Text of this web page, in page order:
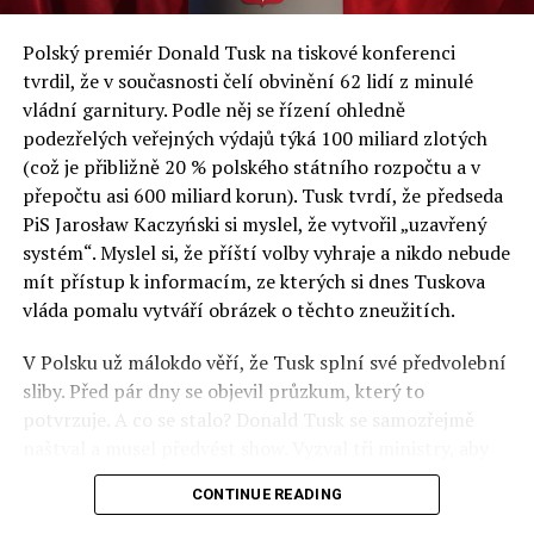
a východní Evropě.
Otázky spojené s vývojem umělé inteligence budou na
fóru AI zvláště diskutovanou oblastí. Fórum AI bude
zahrnovat vyhrazenou tematickou trať skládající se z
panelů, prezentací, workshopů a speciálních akcí.
Budou diskutovány klíčové otázky vlivu umělé
inteligence ve společnosti, ale i v sektoru veřejných a
komerčních služeb. Budou se diskutovat problémy a
výzvy, kterým bude muset trh čelit tváří v tvář zásadním
technologickým změnám. Účastníci fóra také zváží, do
technologií umělé inteligence v mnoha oblastech života
umožní Evropské unii obnovit konkurenceschopnost ve
vztahu ke globálním ekonomikám a nutnosti zajistit
Polský premiér Donald Tusk na tiskové konferenci
tvrdil, že v současnosti čelí obvinění 62 lidí z minulé
vládní garnitury. Podle něj se řízení ohledně
podezřelých veřejných výdajů týká 100 miliard zlotých
(což je přibližně 20 % polského státního rozpočtu a v
přepočtu asi 600 miliard korun). Tusk tvrdí, že předseda
PiS Jarosław Kaczyński si myslel, že vytvořil „uzavřený
systém“. Myslel si, že příští volby vyhraje a nikdo nebude
mít přístup k informacím, ze kterých si dnes Tuskova
vláda pomalu vytváří obrázek o těchto zneužitích.
V Polsku už málokdo věří, že Tusk splní své předvolební
sliby. Před pár dny se objevil průzkum, který to
potvrzuje. A co se stalo? Donald Tusk se samozřejmě
před kamerami podepsali dohodu o stíhání členů PiS, a
ti poslušně ono divadlo předvedli. Andrzej Domański
CONTINUE READING